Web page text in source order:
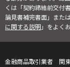
くは「契約締結前交付
論見書補完書面」また
に関する説明」をよく
金融商品取引業者 関